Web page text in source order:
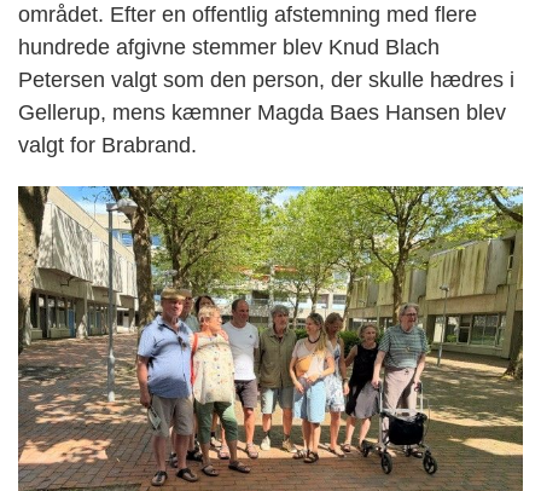
området. Efter en offentlig afstemning med flere
hundrede afgivne stemmer blev Knud Blach
Petersen valgt som den person, der skulle hædres i
Gellerup, mens kæmner Magda Baes Hansen blev
valgt for Brabrand.